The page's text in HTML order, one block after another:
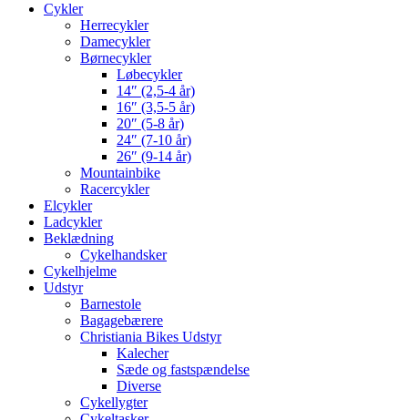
Cykler
Herrecykler
Damecykler
Børnecykler
Løbecykler
14″ (2,5-4 år)
16″ (3,5-5 år)
20″ (5-8 år)
24″ (7-10 år)
26″ (9-14 år)
Mountainbike
Racercykler
Elcykler
Ladcykler
Beklædning
Cykelhandsker
Cykelhjelme
Udstyr
Barnestole
Bagagebærere
Christiania Bikes Udstyr
Kalecher
Sæde og fastspændelse
Diverse
Cykellygter